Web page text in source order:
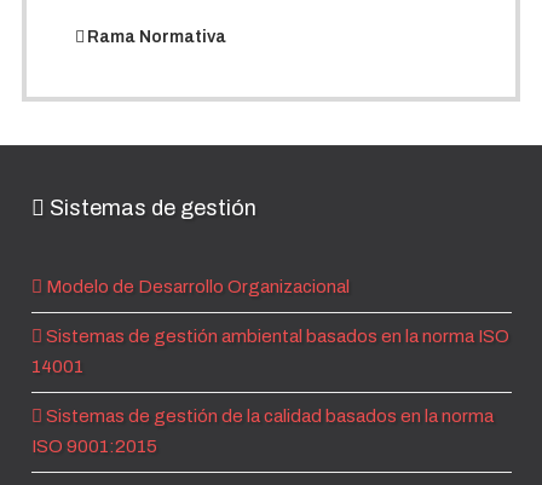
Rama Normativa
Sistemas de gestión
Modelo de Desarrollo Organizacional
Sistemas de gestión ambiental basados en la norma ISO
14001
Sistemas de gestión de la calidad basados en la norma
ISO 9001:2015